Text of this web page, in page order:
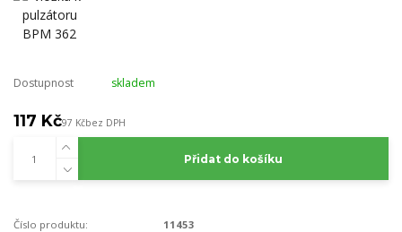
Dostupnost skladem
117 Kč97 Kčbez DPH
Přidat do košíku
Číslo produktu:
11453